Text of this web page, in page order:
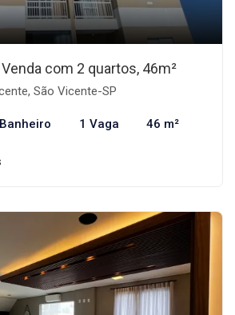
com 2 quartos, 46m²
São Vicente-SP
1 Vaga 46 m²